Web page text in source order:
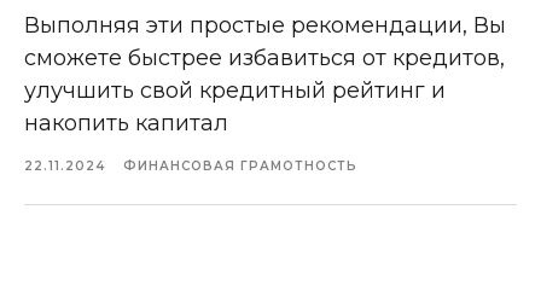
Выполняя эти простые рекомендации, Вы
сможете быстрее избавиться от кредитов,
улучшить свой кредитный рейтинг и
накопить капитал
22.11.2024 ФИНАНСОВАЯ ГРАМОТНОСТЬ